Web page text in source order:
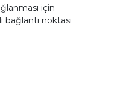
için
bağlantı noktası